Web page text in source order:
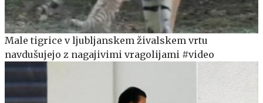
Male tigrice v ljubljanskem živalskem vrtu
navdušujejo z nagajivimi vragolijami #video